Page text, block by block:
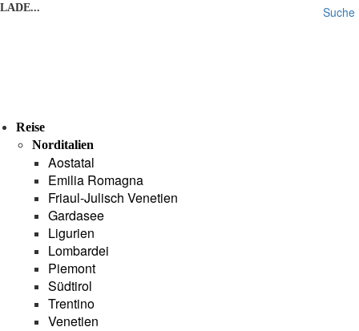
Suche
LADE...
Reise
Norditalien
Aostatal
Emilia Romagna
Friaul-Julisch Venetien
Gardasee
Ligurien
Lombardei
Piemont
Südtirol
Trentino
Venetien